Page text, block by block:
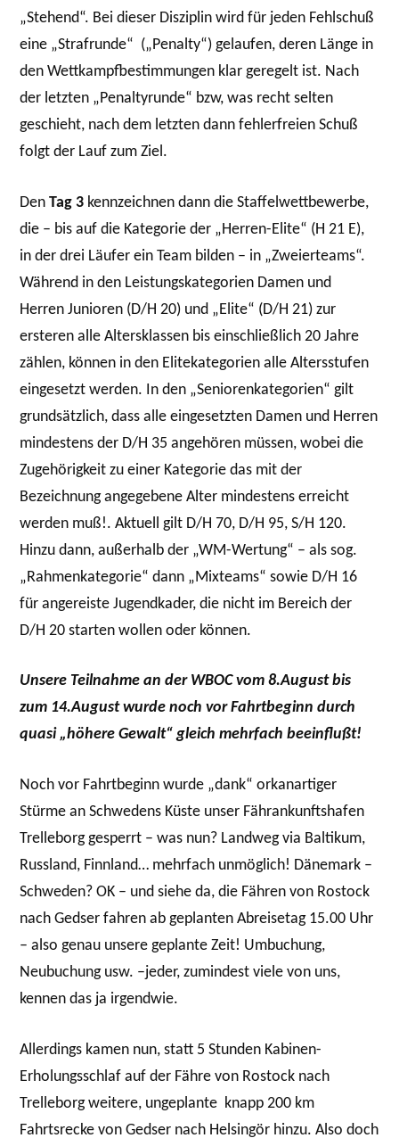
„Stehend“. Bei dieser Disziplin wird für jeden Fehlschuß
eine „Strafrunde“ („Penalty“) gelaufen, deren Länge in
den Wettkampfbestimmungen klar geregelt ist. Nach
der letzten „Penaltyrunde“ bzw, was recht selten
geschieht, nach dem letzten dann fehlerfreien Schuß
folgt der Lauf zum Ziel.
DenTag 3 kennzeichnen dann die Staffelwettbewerbe,
die – bis auf die Kategorie der „Herren-Elite“ (H 21 E),
in der drei Läufer ein Team bilden – in „Zweierteams“.
Während in den Leistungskategorien Damen und
Herren Junioren (D/H 20) und „Elite“ (D/H 21) zur
ersteren alle Altersklassen bis einschließlich 20 Jahre
zählen, können in den Elitekategorien alle Altersstufen
eingesetzt werden. In den „Seniorenkategorien“ gilt
grundsätzlich, dass alle eingesetzten Damen und Herren
mindestens der D/H 35 angehören müssen, wobei die
Zugehörigkeit zu einer Kategorie das mit der
Bezeichnung angegebene Alter mindestens erreicht
werden muß!. Aktuell gilt D/H 70, D/H 95, S/H 120.
Hinzu dann, außerhalb der „WM-Wertung“ – als sog.
„Rahmenkategorie“ dann „Mixteams“ sowie D/H 16
für angereiste Jugendkader, die nicht im Bereich der
D/H 20 starten wollen oder können.
Unsere Teilnahme an der WBOC vom 8.August bis
zum 14.August wurde noch vor Fahrtbeginn durch
quasi „höhere Gewalt“ gleich mehrfach beeinflußt!
Noch vor Fahrtbeginn wurde „dank“ orkanartiger
Stürme an Schwedens Küste unser Fährankunftshafen
Trelleborg gesperrt – was nun? Landweg via Baltikum,
Russland, Finnland… mehrfach unmöglich! Dänemark –
Schweden? OK – und siehe da, die Fähren von Rostock
nach Gedser fahren ab geplanten Abreisetag 15.00 Uhr
– also genau unsere geplante Zeit! Umbuchung,
Neubuchung usw. –jeder, zumindest viele von uns,
kennen das ja irgendwie.
Allerdings kamen nun, statt 5 Stunden Kabinen-
Erholungsschlaf auf der Fähre von Rostock nach
Trelleborg weitere, ungeplante knapp 200 km
Fahrtsrecke von Gedser nach Helsingör hinzu. Also doch